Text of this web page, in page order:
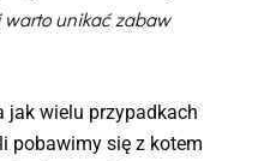
unikać zabaw
jak wielu przypadkach
pobawimy się z kotem